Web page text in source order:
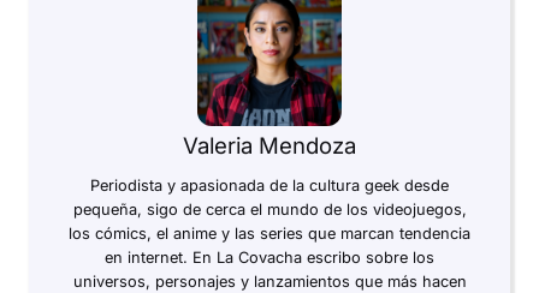
Valeria Mendoza
Periodista y apasionada de la cultura geek desde
pequeña, sigo de cerca el mundo de los videojuegos,
los cómics, el anime y las series que marcan tendencia
en internet. En La Covacha escribo sobre los
universos, personajes y lanzamientos que más hacen